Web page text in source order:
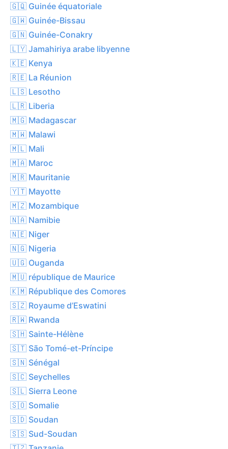
🇬🇶 Guinée équatoriale
🇬🇼 Guinée-Bissau
🇬🇳 Guinée-Conakry
🇱🇾 Jamahiriya arabe libyenne
🇰🇪 Kenya
🇷🇪 La Réunion
🇱🇸 Lesotho
🇱🇷 Liberia
🇲🇬 Madagascar
🇲🇼 Malawi
🇲🇱 Mali
🇲🇦 Maroc
🇲🇷 Mauritanie
🇾🇹 Mayotte
🇲🇿 Mozambique
🇳🇦 Namibie
🇳🇪 Niger
🇳🇬 Nigeria
🇺🇬 Ouganda
🇲🇺 république de Maurice
🇰🇲 République des Comores
🇸🇿 Royaume d’Eswatini
🇷🇼 Rwanda
🇸🇭 Sainte-Hélène
🇸🇹 São Tomé-et-Príncipe
🇸🇳 Sénégal
🇸🇨 Seychelles
🇸🇱 Sierra Leone
🇸🇴 Somalie
🇸🇩 Soudan
🇸🇸 Sud-Soudan